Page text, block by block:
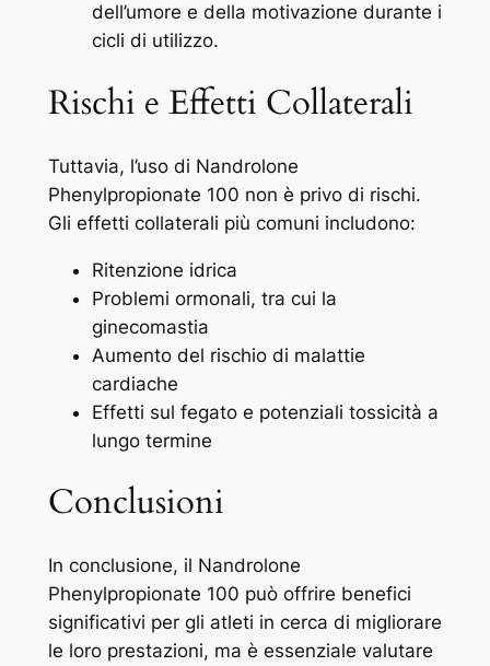
dell’umore e della motivazione durante i
cicli di utilizzo.
Rischi e Effetti Collaterali
Tuttavia, l’uso di Nandrolone
Phenylpropionate 100 non è privo di rischi.
Gli effetti collaterali più comuni includono:
Ritenzione idrica
Problemi ormonali, tra cui la
ginecomastia
Aumento del rischio di malattie
cardiache
Effetti sul fegato e potenziali tossicità a
lungo termine
Conclusioni
In conclusione, il Nandrolone
Phenylpropionate 100 può offrire benefici
significativi per gli atleti in cerca di migliorare
le loro prestazioni, ma è essenziale valutare